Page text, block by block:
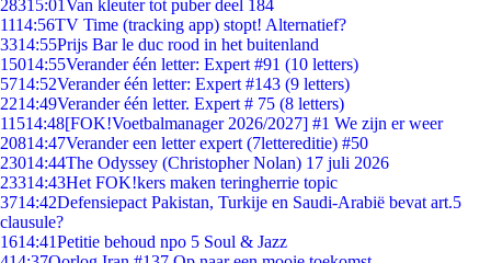
28315:01Van kleuter tot puber deel 184
1114:56TV Time (tracking app) stopt! Alternatief?
3314:55Prijs Bar le duc rood in het buitenland
15014:55Verander één letter: Expert #91 (10 letters)
5714:52Verander één letter: Expert #143 (9 letters)
2214:49Verander één letter. Expert # 75 (8 letters)
11514:48[FOK!Voetbalmanager 2026/2027] #1 We zijn er weer
20814:47Verander een letter expert (7lettereditie) #50
23014:44The Odyssey (Christopher Nolan) 17 juli 2026
23314:43Het FOK!kers maken teringherrie topic
3714:42Defensiepact Pakistan, Turkije en Saudi-Arabië bevat art.5
clausule?
1614:41Petitie behoud npo 5 Soul & Jazz